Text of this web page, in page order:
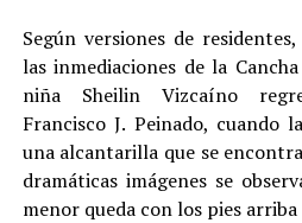
Según versiones de
las inmediaciones de la
niña Sheilin Vizcaíno
Francisco J. Peinado, cuando
una alcantarilla que se
dramáticas imágenes se
menor queda con los pies